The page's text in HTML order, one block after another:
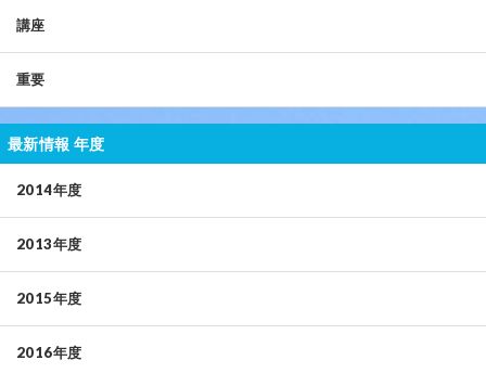
講座
重要
最新情報 年度
2014年度
2013年度
2015年度
2016年度